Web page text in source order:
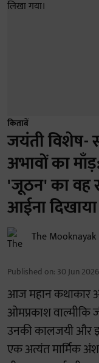
किताबें
जयंती विशेष-
अभावों का
'जूठन' का वह
आईना दिखाया
The Mooknayak
Published on: 30 Jun
आज महान कथाकार
ओमप्रकाश वाल्मीकि
उनकी कालजयी और
एक अत्यंत मार्मिक